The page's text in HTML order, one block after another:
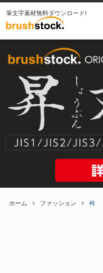
筆文字素材無料ダウンロード!
ホーム ファッション 袴